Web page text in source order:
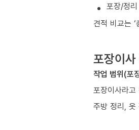
포장/정
견적 비교는
포장이
작업 범위(포
포장이사라
주방 정리, 옷